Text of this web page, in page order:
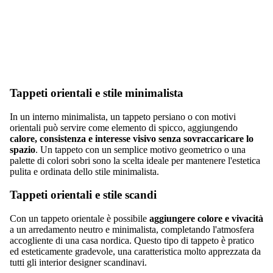
Tappeti orientali e stile minimalista
In un interno minimalista, un tappeto persiano o con motivi
orientali può servire come elemento di spicco, aggiungendo
calore, consistenza e interesse visivo senza sovraccaricare lo
spazio. Un tappeto con un semplice motivo geometrico o una
palette di colori sobri sono la scelta ideale per mantenere l'estetica
pulita e ordinata dello stile minimalista.
Tappeti orientali e stile scandi
Con un tappeto orientale è possibile aggiungere colore e vivacità
a un arredamento neutro e minimalista, completando l'atmosfera
accogliente di una casa nordica. Questo tipo di tappeto è pratico
ed esteticamente gradevole, una caratteristica molto apprezzata da
tutti gli interior designer scandinavi.